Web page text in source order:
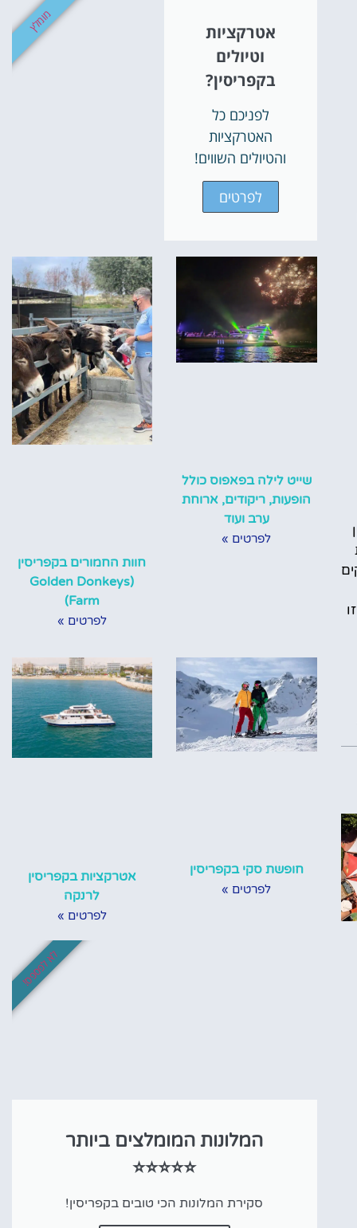
אטרקציות
וטיולים
בקפריסין?
לפניכם כל
האטרקציות
והטיולים השווים!
לפרטים
מומלץ
שייט לילה בפאפוס כולל
הופעות, ריקודים, ארוחת
ערב ועוד
לפרטים »
חוות החמורים בקפריסין
(Golden Donkeys
Farm)
לפרטים »
חופשת סקי בקפריסין
לפרטים »
אטרקציות בקפריסין
לרנקה
לפרטים »
המלונות המומלצים ביותר
⭐⭐⭐⭐⭐
סקירת המלונות הכי טובים בקפריסין!
לא לפספס!